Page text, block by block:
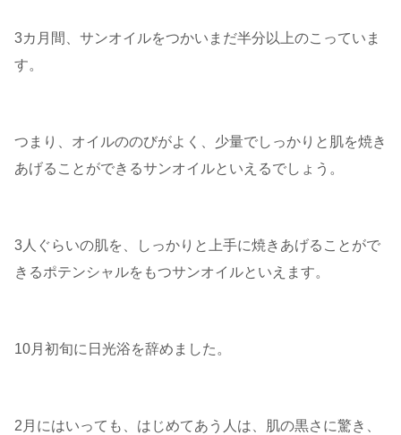
3カ月間、サンオイルをつかいまだ半分以上のこっていま
す。
つまり、オイルののびがよく、少量でしっかりと肌を焼き
あげることができるサンオイルといえるでしょう。
3人ぐらいの肌を、しっかりと上手に焼きあげることがで
きるポテンシャルをもつサンオイルといえます。
10月初旬に日光浴を辞めました。
2月にはいっても、はじめてあう人は、肌の黒さに驚き、